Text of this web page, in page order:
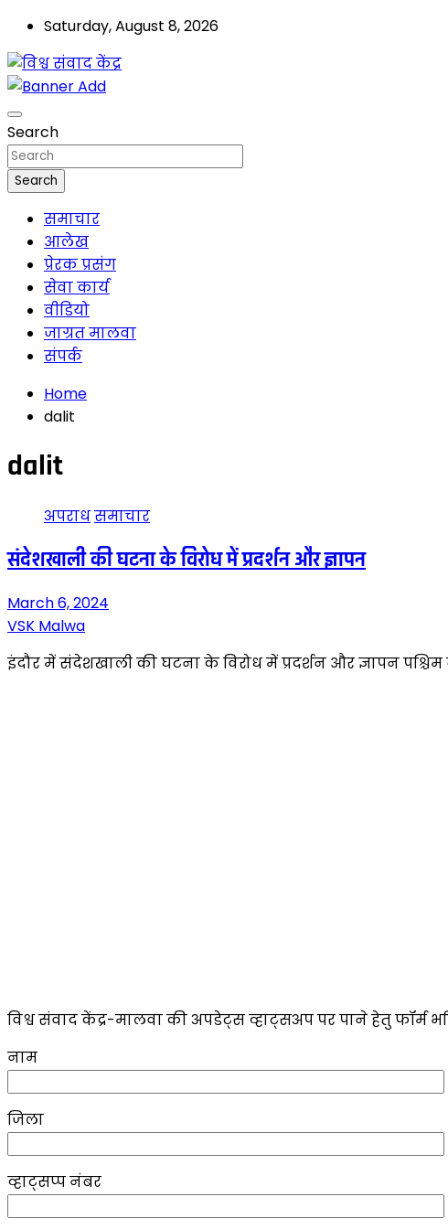
Saturday, August 8, 2026
विश्व संवाद केंद्र
Search
Search
समाचार
आलेख
प्रेरक प्रसंग
सेवा कार्य
वीडियो
जाग्रत मालवा
संपर्क
Home
dalit
dalit
अपराधसमाचार
संदेशखाली की घटना के विरोध में प्रदर्शन और ज्ञापन
March 6, 2024
VSK Malwa
इंदौर में संदेशखाली की घटना के विरोध में प्रदर्शन और ज्ञापन
विश्व संवाद केंद्र-मालवा की अपडेट्स व्हाट्सअप पर पाने हेतु फॉर्म
नाम
जिला
व्हाट्सप्प नंबर